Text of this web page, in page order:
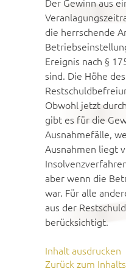
die herrschende
Ereignis nach §
sind. Die Höhe
Obwohl jetzt
gibt es für die
Ausnahmefälle,
Ausnahmen liegt
aber wenn die
war. Für alle
aus der
berücksichtigt.
Inhalt ausdrucken
Zurück zum